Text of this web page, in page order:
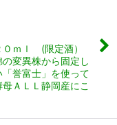
ｍｌ (限定酒）
変異株から固定し
誉富士」を使って
ＡＬＬ静岡産にこ